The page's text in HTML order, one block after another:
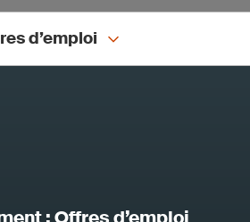
d’emploi